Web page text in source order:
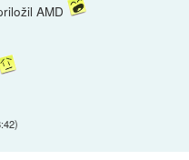
AMD
)